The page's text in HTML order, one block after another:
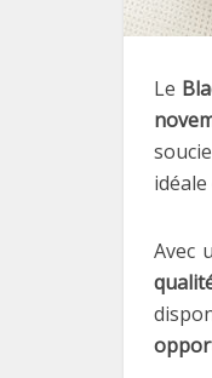
Le
Avec